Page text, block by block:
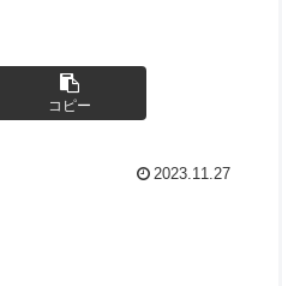
コピー
2023.11.27